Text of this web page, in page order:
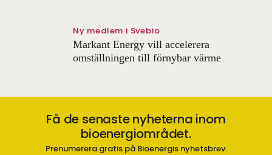
Ny medlem i Svebio
Markant Energy vill accelerera
omställningen till förnybar värme
Få de senaste nyheterna inom
bioenergiområdet.
Prenumerera gratis på Bioenergis nyhetsbrev.